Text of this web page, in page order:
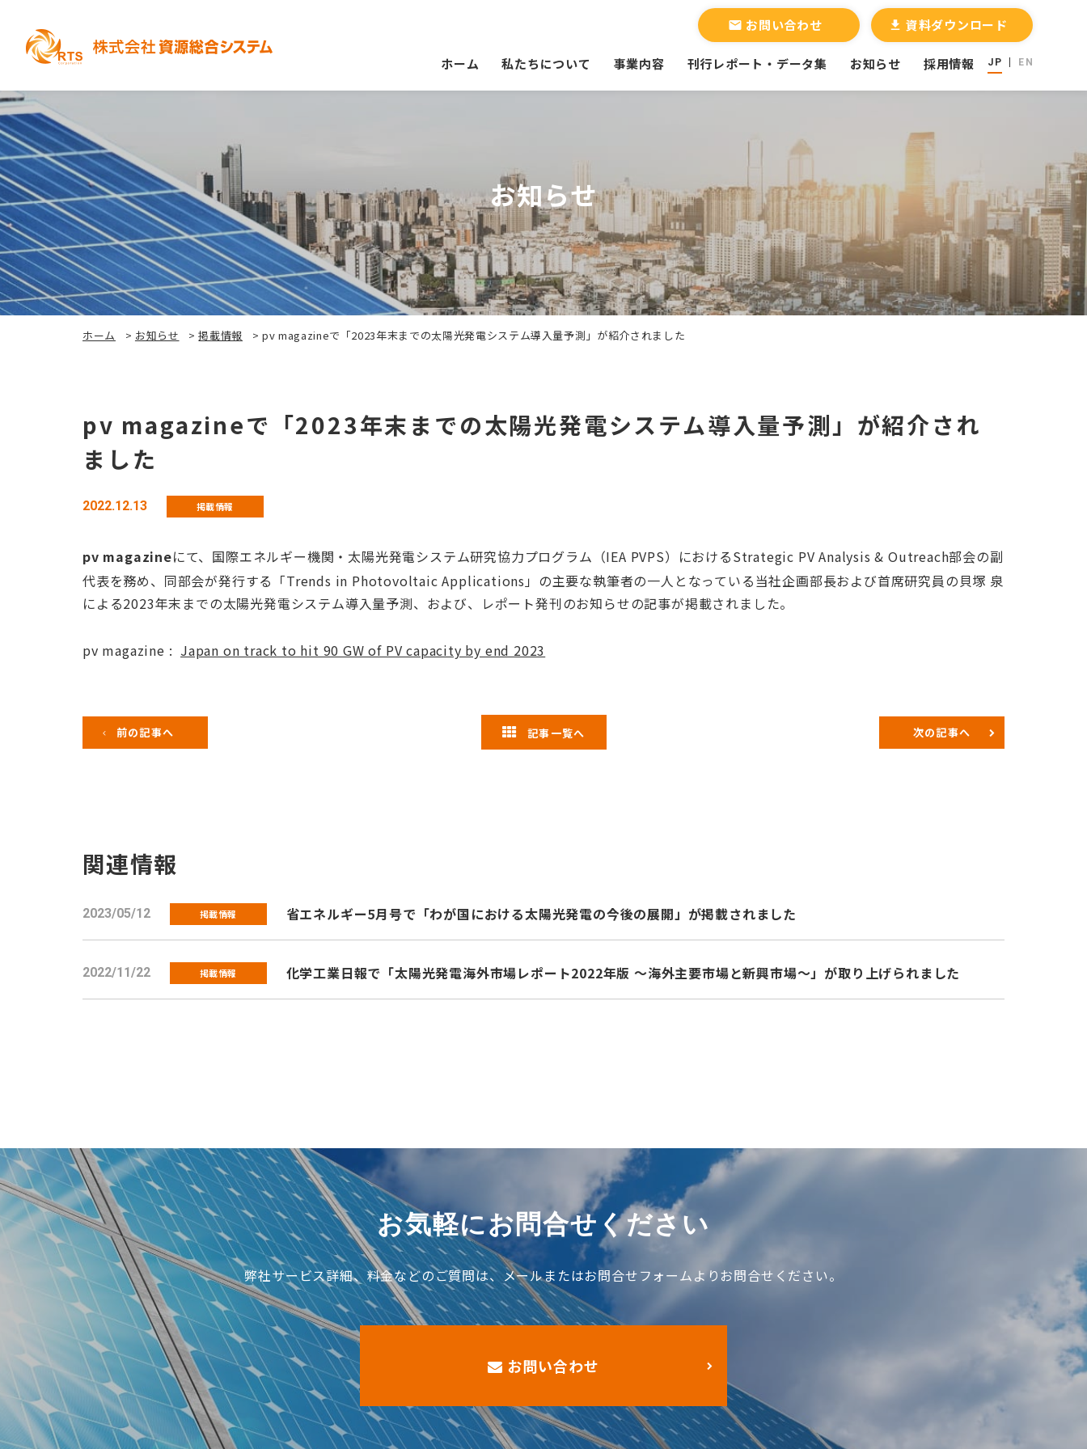
ホーム 私たちについて 事業内容 刊行レポート・データ集 お知らせ 採用情報 JP EN
email お問い合わせ file_download 資料ダウンロード
お知らせ
ホーム > お知らせ >掲載情報 >pv magazineで「2023年末までの太陽光発電システム導入量予測」が紹介されました
pv magazineで「2023年末までの太陽光発電システム導入量予測」が紹介され
ました
2022.12.13 掲載情報
pv magazineにて、国際エネルギー機関・太陽光発電システム研究協力プログラム（IEA PVPS）におけるStrategic PV Analysis & Outreach部会の副
代表を務め、同部会が発行する「Trends in Photovoltaic Applications」の主要な執筆者の一人となっている当社企画部長および首席研究員の貝塚 泉
による2023年末までの太陽光発電システム導入量予測、および、レポート発刊のお知らせの記事が掲載されました。
pv magazine : Japan on track to hit 90 GW of PV capacity by end 2023
前の記事へ 記事一覧へ 次の記事へ
関連情報
2023/05/12 掲載情報 省エネルギー5月号で「わが国における太陽光発電の今後の展開」が掲載されました
2022/11/22 掲載情報 化学工業日報で「太陽光発電海外市場レポート2022年版 ～海外主要市場と新興市場～」が取り上げられました
お気軽にお問合せください
弊社サービス詳細、料金などのご質問は、メールまたはお問合せフォームよりお問合せください。
お問い合わせ